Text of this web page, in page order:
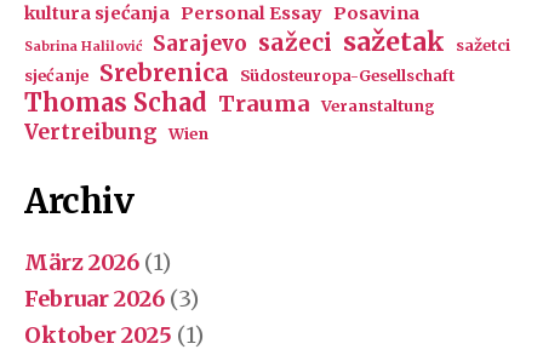
kultura sjećanja
Personal Essay Posavina
Sabrina Halilović Sarajevo sažeci sažetak
sažetci
sjećanje
Srebrenica Südosteuropa-Gesellschaft
Thomas Schad Trauma Veranstaltung
Vertreibung Wien
Archiv
März 2026 (1)
Februar 2026 (3)
Oktober 2025 (1)